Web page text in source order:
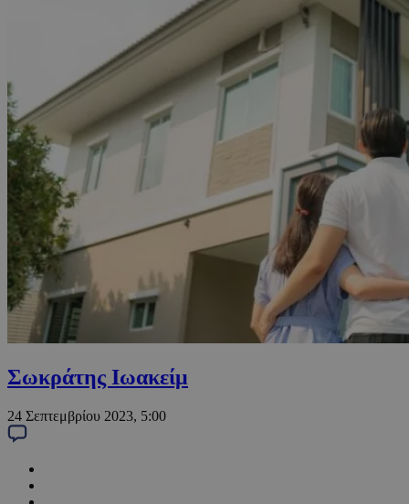
Σωκράτης Ιωακείμ
24 Σεπτεμβρίου 2023, 5:00